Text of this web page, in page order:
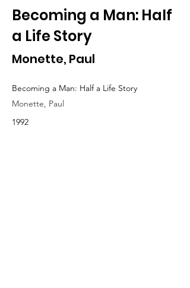
Becoming a Man: Half
a Life Story
Monette, Paul
Becoming a Man: Half a Life Story
Monette, Paul
1992